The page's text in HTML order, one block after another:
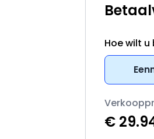
Hoe wilt u
€